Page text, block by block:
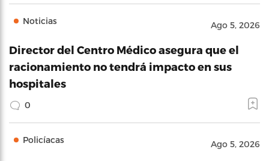
Noticias Ago 5, 2026
Director del Centro Médico asegura que el
racionamiento no tendrá impacto en sus
hospitales
0
Policíacas Ago 5, 2026